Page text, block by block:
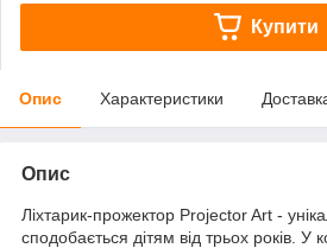
Купити
Опис Характеристики
Опис
Ліхтарик-прожектор Projector Art -
сподобається дітям від трьох років. У